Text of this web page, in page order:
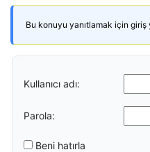
Bu konuyu yanıtlamak için giriş
Kullanıcı adı:
Parola:
Beni hatırla